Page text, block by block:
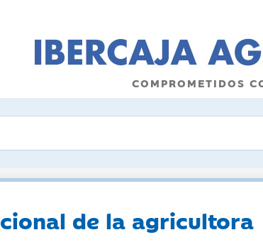
COMPROMETIDOS
de la agricultora